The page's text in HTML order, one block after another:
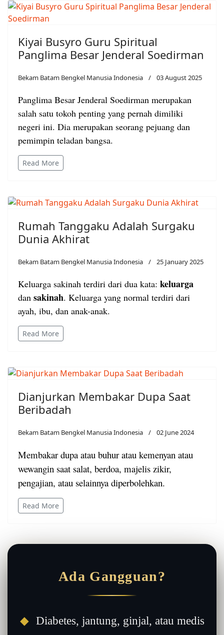
Kiyai Busyro Guru Spiritual
Panglima Besar Jenderal Soedirman
Bekam Batam Bengkel Manusia Indonesia 03 August 2025
Panglima Besar Jenderal Soedirman merupakan
salah satu tokoh penting yang pernah dimiliki
negeri ini. Dia merupakan seorang pejuang dan
pemimpin teladan bangsa.
Read More
Rumah Tanggaku Adalah Surgaku
Dunia Akhirat
Bekam Batam Bengkel Manusia Indonesia 25 January 2025
Keluarga sakinah terdiri dari dua kata: keluarga
dan sakinah. Keluarga yang normal terdiri dari
ayah, ibu, dan anak-anak.
Read More
Dianjurkan Membakar Dupa Saat
Beribadah
Bekam Batam Bengkel Manusia Indonesia 02 June 2024
Membakar dupa atau buhur atau kemenyan atau
wewangin saat salat, berdoa, majelis zikir,
pengajian, atau selainnya diperbolehkan.
Read More
Ada Gangguan?
◆ Diabetes, jantung, ginjal, atau medis